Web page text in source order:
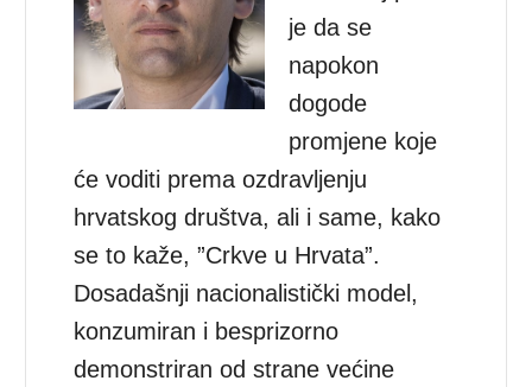
je da se
napokon
dogode
promjene koje
će voditi prema ozdravljenju
hrvatskog društva, ali i same, kako
se to kaže, ”Crkve u Hrvata”.
Dosadašnji nacionalistički model,
konzumiran i besprizorno
demonstriran od strane većine